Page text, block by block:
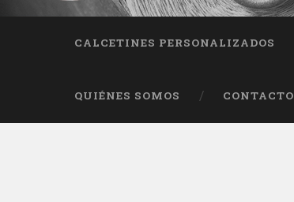
CALCETINES PERSONALIZADOS
QUIÉNES SOMOS CONTACTO